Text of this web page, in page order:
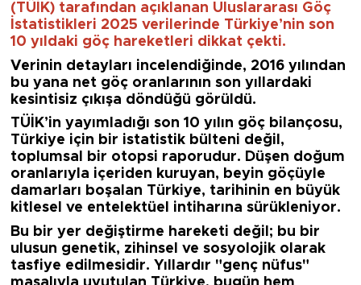
(TÜİK) tarafından açıklanan Uluslararası Göç
İstatistikleri 2025 verilerinde Türkiye’nin son
10 yıldaki göç hareketleri dikkat çekti.
Verinin detayları incelendiğinde, 2016 yılından
bu yana net göç oranlarının son yıllardaki
kesintisiz çıkışa döndüğü görüldü.
TÜİK’in yayımladığı son 10 yılın göç bilançosu,
Türkiye için bir istatistik bülteni değil,
toplumsal bir otopsi raporudur. Düşen doğum
oranlarıyla içeriden kuruyan, beyin göçüyle
damarları boşalan Türkiye, tarihinin en büyük
kitlesel ve entelektüel intiharına sürükleniyor.
Bu bir yer değiştirme hareketi değil; bu bir
ulusun genetik, zihinsel ve sosyolojik olarak
tasfiye edilmesidir. Yıllardır "genç nüfus"